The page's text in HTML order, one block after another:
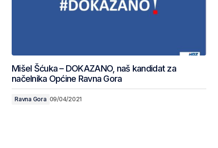
Mišel Šćuka – DOKAZANO, naš kandidat za
načelnika Općine Ravna Gora
Ravna Gora 09/04/2021